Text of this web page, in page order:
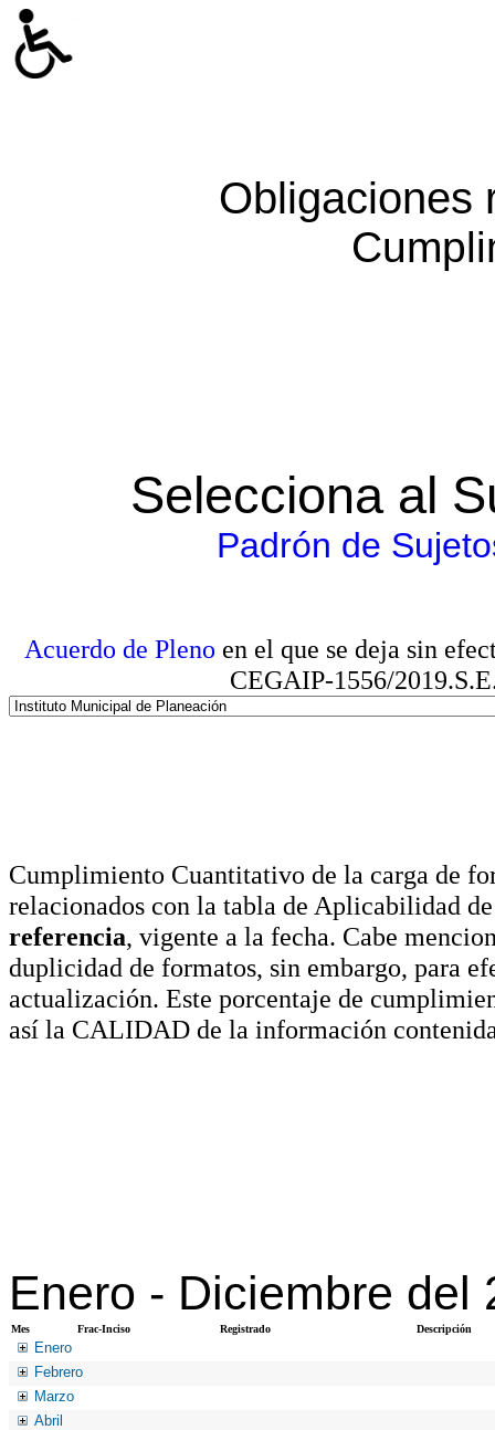
Obligaciones
Selecciona al
Padrón de
Acuerdo de Pleno en el que se deja sin
CEGAIP-1556/
Cumplimiento Cuantitativo de la carga de
relacionados con la tabla de Aplicabilidad
referencia, vigente a la fecha. Cabe
duplicidad de formatos, sin embargo, para
actualización. Este porcentaje de
así la CALIDAD de la información
Enero - Diciembre del
Mes Frac-Inciso Registrado Descripción
Enero
Febrero
Marzo
Abril